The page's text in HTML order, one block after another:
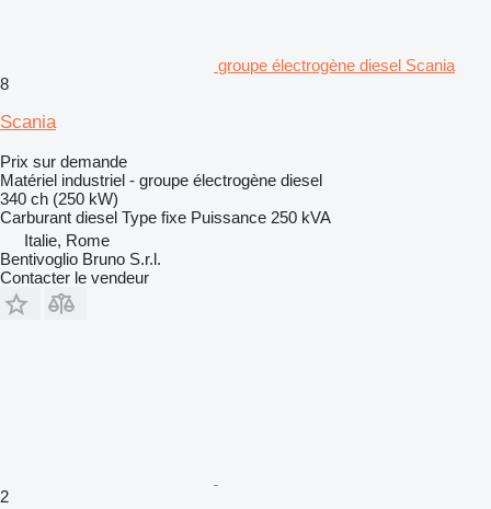
groupe électrogène diesel Scania
8
Scania
Prix sur demande
Matériel industriel - groupe électrogène diesel
340 ch (250 kW)
Carburant diesel Type fixe Puissance 250 kVA
Italie, Rome
Bentivoglio Bruno S.r.l.
Contacter le vendeur
2